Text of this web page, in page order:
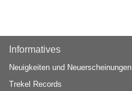
Informatives
Neuigkeiten und Neuerscheinungen
Trekel Records